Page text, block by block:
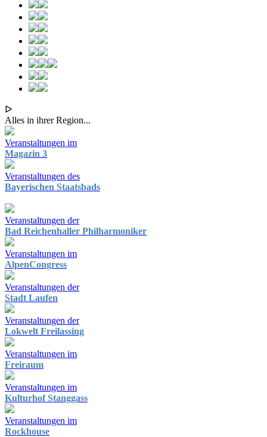
ᐅ
Alles in ihrer Region...
Veranstaltungen im
Magazin 3
Veranstaltungen des
Bayerischen Staatsbads
Veranstaltungen der
Bad Reichenhaller Philharmoniker
Veranstaltungen im
AlpenCongress
Veranstaltungen der
Stadt Laufen
Veranstaltungen der
Lokwelt Freilassing
Veranstaltungen im
Freiraum
Veranstaltungen im
Kulturhof Stanggass
Veranstaltungen im
Rockhouse